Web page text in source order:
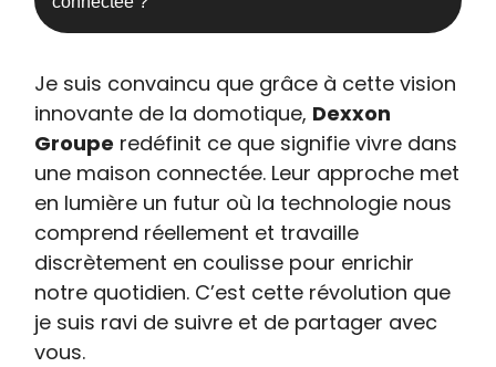
Je suis convaincu que grâce à cette vision
innovante de la domotique, Dexxon
Groupe redéfinit ce que signifie vivre dans
une maison connectée. Leur approche met
en lumière un futur où la technologie nous
comprend réellement et travaille
discrètement en coulisse pour enrichir
notre quotidien. C’est cette révolution que
je suis ravi de suivre et de partager avec
vous.